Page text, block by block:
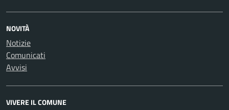
NOVITÀ
Notizie
Comunicati
Avvisi
VIVERE IL COMUNE